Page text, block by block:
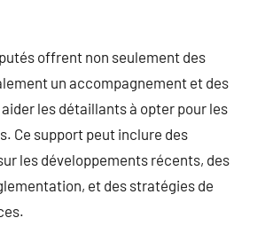
offrent non seulement des
un accompagnement et des
les détaillants à opter pour les
Ce support peut inclure des
les développements récents, des
et des stratégies de